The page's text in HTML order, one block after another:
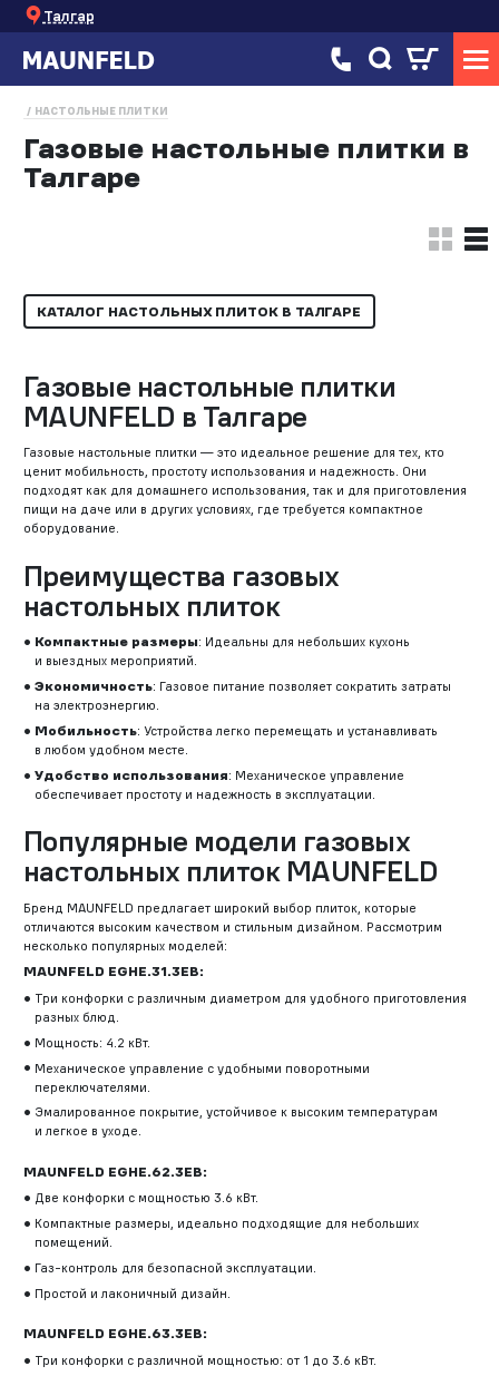
Талгар
НАСТОЛЬНЫЕ ПЛИТКИ
Газовые настольные плитки в
Талгаре
КАТАЛОГ НАСТОЛЬНЫХ ПЛИТОК В ТАЛГАРЕ
Газовые настольные плитки
MAUNFELD в Талгаре
Газовые настольные плитки — это идеальное решение для тех, кто
ценит мобильность, простоту использования и надежность. Они
подходят как для домашнего использования, так и для приготовления
пищи на даче или в других условиях, где требуется компактное
оборудование.
Преимущества газовых
настольных плиток
Компактные размеры: Идеальны для небольших кухонь
и выездных мероприятий.
Экономичность: Газовое питание позволяет сократить затраты
на электроэнергию.
Мобильность: Устройства легко перемещать и устанавливать
в любом удобном месте.
Удобство использования: Механическое управление
обеспечивает простоту и надежность в эксплуатации.
Популярные модели газовых
настольных плиток MAUNFELD
Бренд MAUNFELD предлагает широкий выбор плиток, которые
отличаются высоким качеством и стильным дизайном. Рассмотрим
несколько популярных моделей:
MAUNFELD EGHE.31.3EB:
Три конфорки с различным диаметром для удобного приготовления
разных блюд.
Мощность: 4.2 кВт.
Механическое управление с удобными поворотными
переключателями.
Эмалированное покрытие, устойчивое к высоким температурам
и легкое в уходе.
MAUNFELD EGHE.62.3EB:
Две конфорки с мощностью 3.6 кВт.
Компактные размеры, идеально подходящие для небольших
помещений.
Газ-контроль для безопасной эксплуатации.
Простой и лаконичный дизайн.
MAUNFELD EGHE.63.3EB:
Три конфорки с различной мощностью: от 1 до 3.6 кВт.